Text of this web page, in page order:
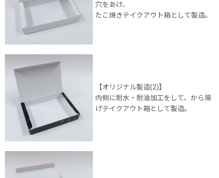
穴をあけ、
たこ焼きテイクアウト箱として製造。
【オリジナル製造(2)】
内側に耐水・耐油加工をして、から揚
げテイクアウト箱として製造。